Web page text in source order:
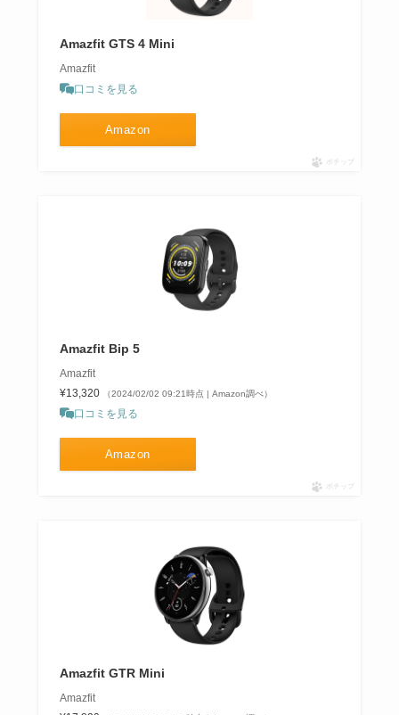
Amazfit GTS 4 Mini
Amazfit
口コミを見る
Amazon
ポチップ
Amazfit Bip 5
Amazfit
¥13,320
（2024/02/02 09:21時点 | Amazon調べ）
口コミを見る
Amazon
ポチップ
Amazfit GTR Mini
Amazfit